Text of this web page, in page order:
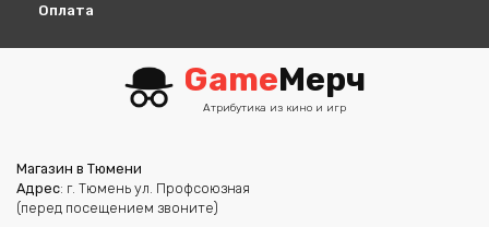
Оплата
GameМерч
Атрибутика из кино и игр
Магазин в Тюмени
Адрес: г. Тюмень ул. Профсоюзная
(перед посещением звоните)